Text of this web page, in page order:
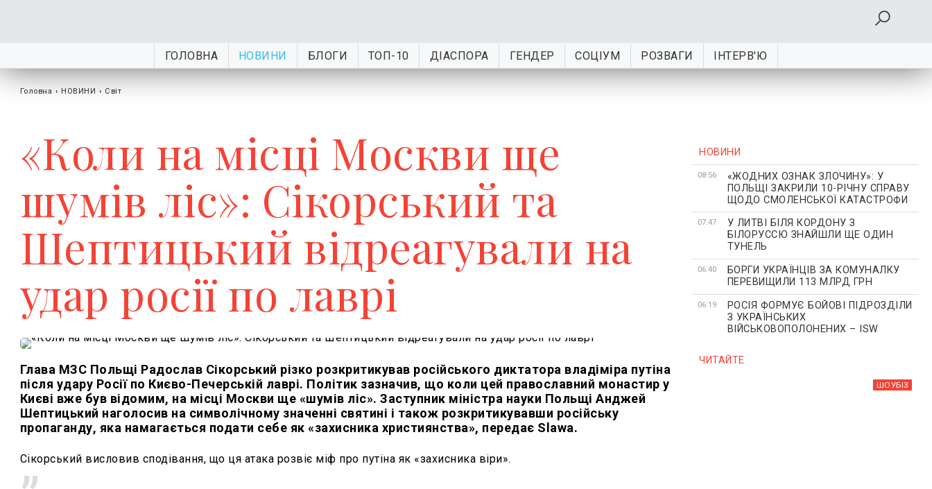
ГОЛОВНА НОВИНИ БЛОГИ ТОП-10 ДІАСПОРА ГЕНДЕР СОЦІУМ РОЗВАГИ ІНТЕРВ'Ю
Головна › НОВИНИ › Світ
«Коли на місці Москви ще
шумів ліс»: Сікорський та
Шептицький відреагували на
удар росії по лаврі
Глава МЗС Польщі Радослав Сікорський різко розкритикував російського диктатора владіміра путіна
після удару Росії по Києво-Печерській лаврі. Політик зазначив, що коли цей православний монастир у
Києві вже був відомим, на місці Москви ще «шумів ліс». Заступник міністра науки Польщі Анджей
Шептицький наголосив на символічному значенні святині і також розкритикувавши російську
пропаганду, яка намагається подати себе як «захисника християнства», передає Slawa.
Сікорський висловив сподівання, що ця атака розвіє міф про путіна як «захисника віри».
НОВИНИ
08:56
«ЖОДНИХ ОЗНАК ЗЛОЧИНУ»: У
ПОЛЬЩІ ЗАКРИЛИ 10-РІЧНУ СПРАВУ
ЩОДО СМОЛЕНСЬКОЇ КАТАСТРОФИ
07:47
У ЛИТВІ БІЛЯ КОРДОНУ З
БІЛОРУССЮ ЗНАЙШЛИ ЩЕ ОДИН
ТУНЕЛЬ
06:40
БОРГИ УКРАЇНЦІВ ЗА КОМУНАЛКУ
ПЕРЕВИЩИЛИ 113 МЛРД ГРН
06:19
РОСІЯ ФОРМУЄ БОЙОВІ ПІДРОЗДІЛИ
З УКРАЇНСЬКИХ
ВІЙСЬКОВОПОЛОНЕНИХ – ISW
ЧИТАЙТЕ
ШОУБIЗ